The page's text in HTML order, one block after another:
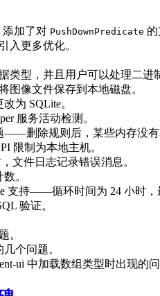
添加了对 PushDownPredicate
入更多优化。
类型，并且用户可以处理二进
图像文件保存到本地磁盘。
为 SQLite。
服务活动检测。
——删除规则后，某些内存没有
限制为本地主机。
文件日志记录错误消息。
。
支持——循环时间为 24 小时，
验证。
。
个问题。
ui 中加载数组类型时出现的问